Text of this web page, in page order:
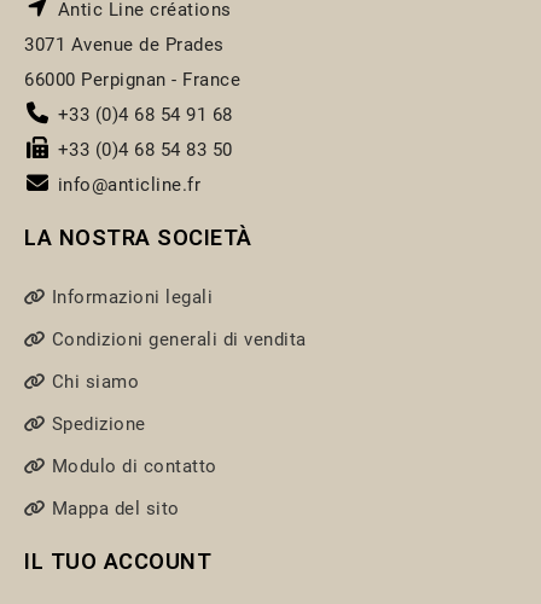
Antic Line créations
3071 Avenue de Prades
66000 Perpignan - France
+33 (0)4 68 54 91 68
+33 (0)4 68 54 83 50
info@anticline.fr
LA NOSTRA SOCIETÀ
Informazioni legali
Condizioni generali di vendita
Chi siamo
Spedizione
Modulo di contatto
Mappa del sito
IL TUO ACCOUNT